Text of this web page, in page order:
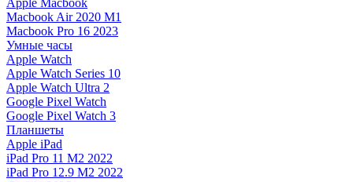
Apple Macbook
Macbook Air 2020 M1
Macbook Pro 16 2023
Умные часы
Apple Watch
Apple Watch Series 10
Apple Watch Ultra 2
Google Pixel Watch
Google Pixel Watch 3
Планшеты
Apple iPad
iPad Pro 11 M2 2022
iPad Pro 12.9 M2 2022